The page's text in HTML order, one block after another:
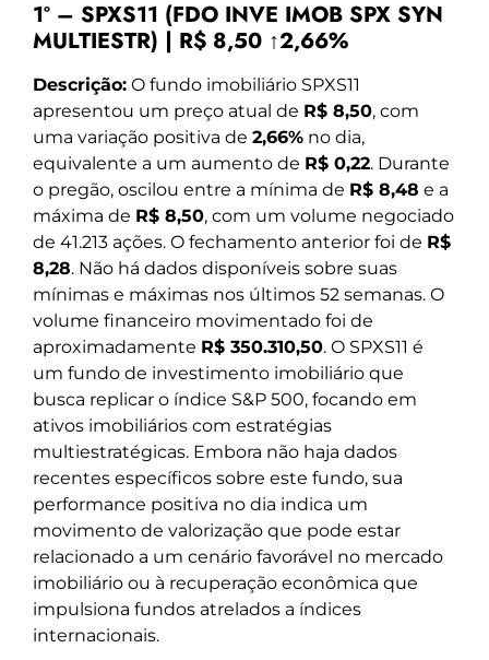
1º – SPXS11 (FDO INVE IMOB SPX SYN
MULTIESTR) | R$ 8,50 ↑2,66%
Descrição: O fundo imobiliário SPXS11
apresentou um preço atual de R$ 8,50, com
uma variação positiva de 2,66% no dia,
equivalente a um aumento de R$ 0,22. Durante
o pregão, oscilou entre a mínima de R$ 8,48 e a
máxima de R$ 8,50, com um volume negociado
de 41.213 ações. O fechamento anterior foi de R$
8,28. Não há dados disponíveis sobre suas
mínimas e máximas nos últimos 52 semanas. O
volume financeiro movimentado foi de
aproximadamente R$ 350.310,50. O SPXS11 é
um fundo de investimento imobiliário que
busca replicar o índice S&P 500, focando em
ativos imobiliários com estratégias
multiestratégicas. Embora não haja dados
recentes específicos sobre este fundo, sua
performance positiva no dia indica um
movimento de valorização que pode estar
relacionado a um cenário favorável no mercado
imobiliário ou à recuperação econômica que
impulsiona fundos atrelados a índices
internacionais.